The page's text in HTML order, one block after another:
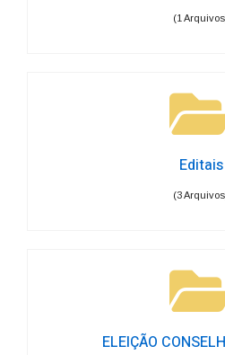
(1
Editais
(3
ELEIÇÃO